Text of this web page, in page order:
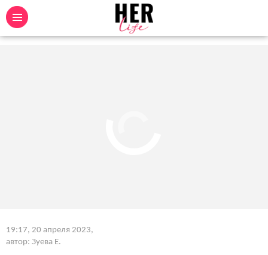
19:17, 20 апреля 2023,
автор: Зуева Е.